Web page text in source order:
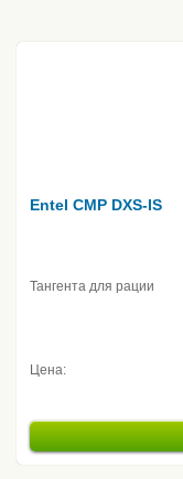
Entel CMP DXS-IS
Тангента для рации
Цена: